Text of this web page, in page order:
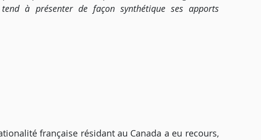
à présenter de façon synthétique ses apports
française résidant au Canada a eu recours,